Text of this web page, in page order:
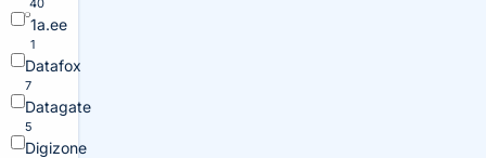
40
1a.ee
1
Datafox
7
Datagate
5
Digizone